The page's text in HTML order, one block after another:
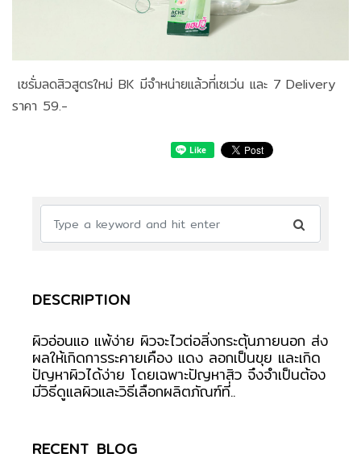
เซรั่มลดสิวสูตรใหม่ BK มีจำหน่ายแล้วที่เซเว่น และ 7 Delivery
ราคา 59.-
DESCRIPTION
ผิวอ่อนแอ แพ้ง่าย ผิวจะไวต่อสิ่งกระตุ้นภายนอก ส่ง
ผลให้เกิดการระคายเคือง แดง ลอกเป็นขุย และเกิด
ปัญหาผิวได้ง่าย โดยเฉพาะปัญหาสิว จึงจำเป็นต้อง
มีวิธีดูแลผิวและวิธีเลือกผลิตภัณฑ์ที่..
RECENT BLOG